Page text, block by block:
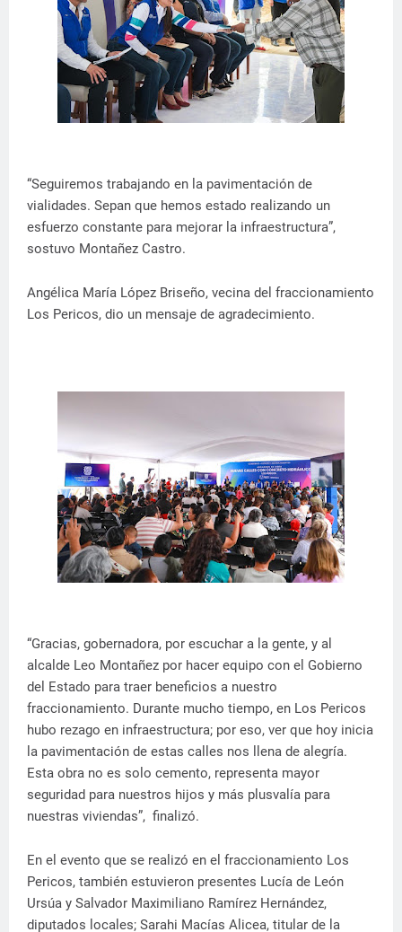
“Seguiremos trabajando en la pavimentación de
vialidades. Sepan que hemos estado realizando un
esfuerzo constante para mejorar la infraestructura”,
sostuvo Montañez Castro.
Angélica María López Briseño, vecina del fraccionamiento
Los Pericos, dio un mensaje de agradecimiento.
“Gracias, gobernadora, por escuchar a la gente, y al
alcalde Leo Montañez por hacer equipo con el Gobierno
del Estado para traer beneficios a nuestro
fraccionamiento. Durante mucho tiempo, en Los Pericos
hubo rezago en infraestructura; por eso, ver que hoy inicia
la pavimentación de estas calles nos llena de alegría.
Esta obra no es solo cemento, representa mayor
seguridad para nuestros hijos y más plusvalía para
nuestras viviendas”, finalizó.
En el evento que se realizó en el fraccionamiento Los
Pericos, también estuvieron presentes Lucía de León
Ursúa y Salvador Maximiliano Ramírez Hernández,
diputados locales; Sarahi Macías Alicea, titular de la